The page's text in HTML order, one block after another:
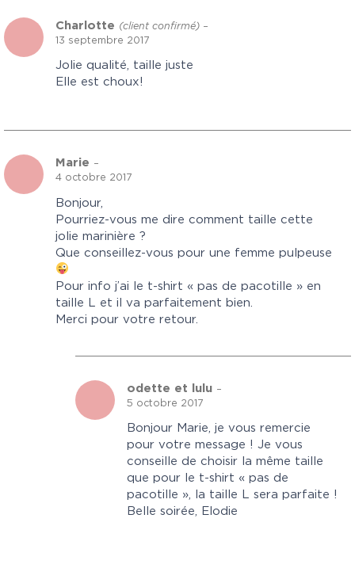
Charlotte (client confirmé) –
13 septembre 2017
Jolie qualité, taille juste
Elle est choux!
Marie –
4 octobre 2017
Bonjour,
Pourriez-vous me dire comment taille cette
jolie marinière ?
Que conseillez-vous pour une femme pulpeuse
Pour info j’ai le t-shirt « pas de pacotille » en
taille L et il va parfaitement bien.
Merci pour votre retour.
odette et lulu –
5 octobre 2017
Bonjour Marie, je vous remercie
pour votre message ! Je vous
conseille de choisir la même taille
que pour le t-shirt « pas de
pacotille », la taille L sera parfaite !
Belle soirée, Elodie